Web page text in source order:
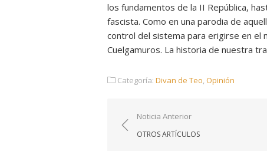
los fundamentos de la II República,
fascista. Como en una parodia de
control del sistema para erigirse en el
Cuelgamuros. La historia de nuestra
Categoría: Divan de Teo,Opinión
Navegación
de
Noticia Anterior
OTROS ARTÍCULOS